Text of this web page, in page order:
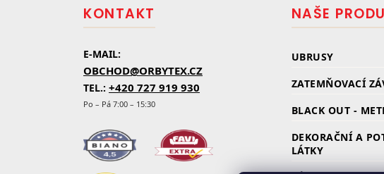
KONTAKT
E-MAIL:
OBCHOD@ORBYTEX.CZ
TEL.: +420 727 919 930
Po – Pá 7:00 – 15:30
NAŠE
UBRUSY
ZATEMŇOVACÍ
BLACK OUT -
DEKORAČNÍ A
LÁTKY